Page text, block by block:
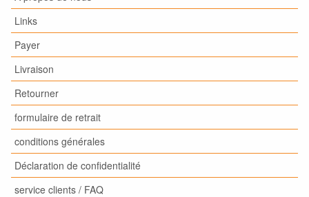
Links
Payer
Livraison
Retourner
formulaire de retrait
conditions générales
Déclaration de confidentialité
service clients / FAQ